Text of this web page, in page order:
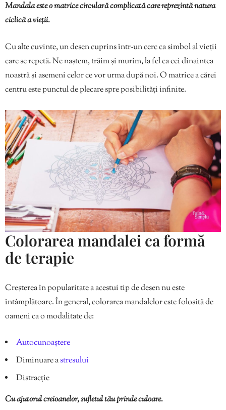
Mandala este o matrice circulară complicată care reprezintă natura
ciclică a vieții.
Cu alte cuvinte, un desen cuprins într-un cerc ca simbol al vieții
care se repetă. Ne naștem, trăim și murim, la fel ca cei dinaintea
noastră și asemeni celor ce vor urma după noi. O matrice a cărei
centru este punctul de plecare spre posibilități infinite.
Colorarea mandalei ca formă
de terapie
Creșterea în popularitate a acestui tip de desen nu este
întâmplătoare. În general, colorarea mandalelor este folosită de
oameni ca o modalitate de:
Autocunoaștere
Diminuare astresului
Distracție
Cu ajutorul creioanelor, sufletul tău prinde culoare.